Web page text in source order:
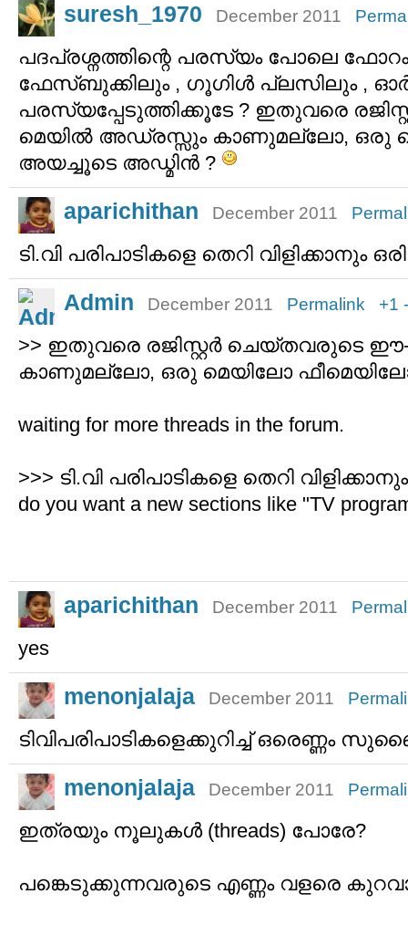
suresh_1970 December 2011
പദപ്രശ്നത്തിന്റെ പരസ്യം പോലെ ഫോറം
ഫേസ്ബുക്കിലും , ഗൂഗിള്‍ പ്ലസിലും ,
പരസ്യപ്പേടുത്തിക്കൂടേ ? ഇതുവരെ
മെയില്‍ അഡ്രസ്സും കാണുമല്ലോ, ഒരു
അയച്ചൂടെ അഡ്മിന്‍ ?
aparichithan December 2011
ടി.വി പരിപാടികളെ തെറി വിളിക്കാനും
Admin December 2011 Permalink +1
>> ഇതുവരെ രജിസ്റ്റര്‍ ചെയ്തവരുടെ
കാണുമല്ലോ, ഒരു മെയിലോ
waiting for more threads in the forum.
>>> ടി.വി പരിപാടികളെ തെറി
do you want a new sections like "TV
aparichithan December 2011
yes
menonjalaja December 2011
ടിവിപരിപാടികളെക്കുറിച്ച് ഒരെണ്ണം
menonjalaja December 2011
ഇത്രയും നൂലുകള്‍ (threads) പോരേ?
പങ്കെടുക്കുന്നവരുടെ എണ്ണം വളരെ